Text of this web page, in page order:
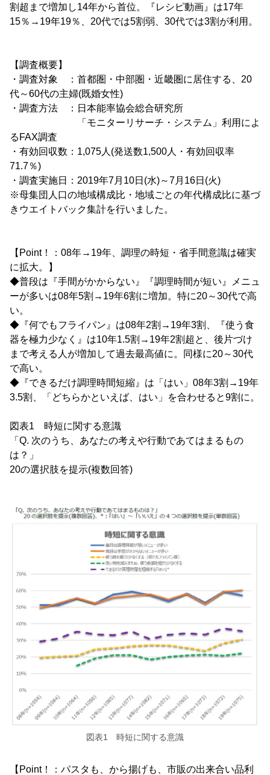
割超まで増加し14年から首位。『レシピ動画』は17年
15％→19年19％、20代では5割弱、30代では3割が利用。
【調査概要】
・調査対象 ：首都圏・中部圏・近畿圏に居住する、20
代～60代の主婦(既婚女性)
・調査方法 ：日本能率協会総合研究所
「モニターリサーチ・システム」利用によ
るFAX調査
・有効回収数：1,075人(発送数1,500人・有効回収率
71.7％)
・調査実施日：2019年7月10日(水)～7月16日(火)
※母集団人口の地域構成比・地域ごとの年代構成比に基づ
きウエイトバック集計を行いました。
【Point！：08年→19年、調理の時短・省手間意識は確実
に拡大。】
◆普段は『手間がかからない』『調理時間が短い』メニュ
ーが多いは08年5割→19年6割に増加。特に20～30代で高
い。
◆『何でもフライパン』は08年2割→19年3割、『使う食
器を極力少なく』は10年1.5割→19年2割超と、後片づけ
まで考える人が増加して過去最高値に。同様に20～30代
で高い。
◆『できるだけ調理時間短縮』は「はい」08年3割→19年
3.5割、「どちらかといえば、はい」を合わせると9割に。
図表1 時短に関する意識
「Q. 次のうち、あなたの考えや行動であてはまるもの
は？」
20の選択肢を提示(複数回答)
図表1 時短に関する意識
【Point！：パスタも、から揚げも、市販の出来合い品利